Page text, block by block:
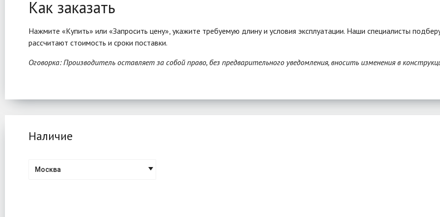
Как заказать
Нажмите «Купить» или «Запросить цену», укажите требуемую длину и условия эксплуатации. Наши специалисты
рассчитают стоимость и сроки поставки.
Оговорка: Производитель оставляет за собой право, без предварительного уведомления, вносить изменения в
Наличие
Москва